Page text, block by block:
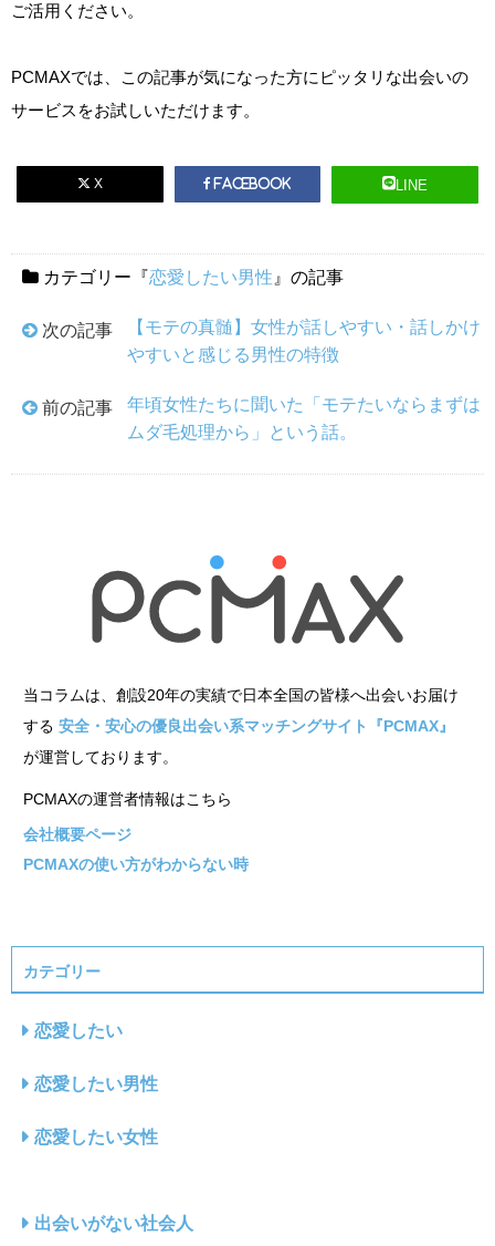
ご活用ください。
PCMAXでは、この記事が気になった方にピッタリな出会いの
サービスをお試しいただけます。
X Facebook LINE
カテゴリー『恋愛したい男性 』の記事
次の記事
【モテの真髄】女性が話しやすい・話しかけ
やすいと感じる男性の特徴
前の記事
年頃女性たちに聞いた「モテたいならまずは
ムダ毛処理から」という話。
当コラムは、創設20年の実績で日本全国の皆様へ出会いお届け
する 安全・安心の優良出会い系マッチングサイト『PCMAX』
が運営しております。
PCMAXの運営者情報はこちら
会社概要ページ
PCMAXの使い方がわからない時
カテゴリー
恋愛したい
恋愛したい男性
恋愛したい女性
出会いがない社会人